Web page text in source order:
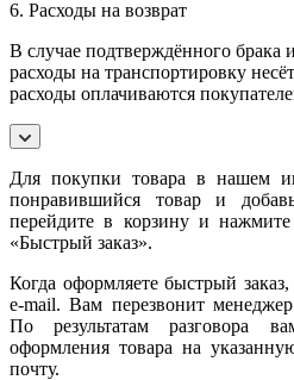
6. Расходы на возврат
В случае подтверждённого брака
расходы на транспортировку
расходы оплачиваются
Для покупки товара в нашем
понравившийся товар и
перейдите в корзину и
«Быстрый заказ».
Когда оформляете быстрый
e-mail. Вам перезвонит
По результатам разговора
оформления товара на
почту.